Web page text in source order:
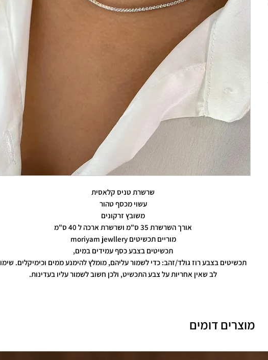
שרשרת טניס קלאסית
עשוי מכסף טהור
משובץ זרקונים
אורך השרשרת 35 ס"מ ושרשרת ארכה ל 40 ס"מ
מוריים תכשיטים moriyam jewllery
תכשיטים בצבע כסף עמידים במים,
תכשיטים בצבע רוז גולד/זהב: כדי לשמור עליהם, מומלץ להימנע ממים וכימיקלים. שימו
לב שאין אחריות על צבע התכשיט, ולכן חשוב לשמור עליו בעדינות.
מוצרים דומים